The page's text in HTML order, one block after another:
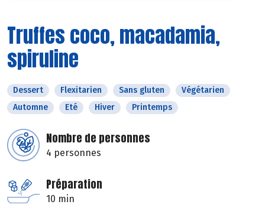
Truffes coco, macadamia,
spiruline
Dessert Flexitarien Sans gluten
Végétarien
Automne
Eté Hiver Printemps
Nombre de personnes
4 personnes
Préparation
10 min